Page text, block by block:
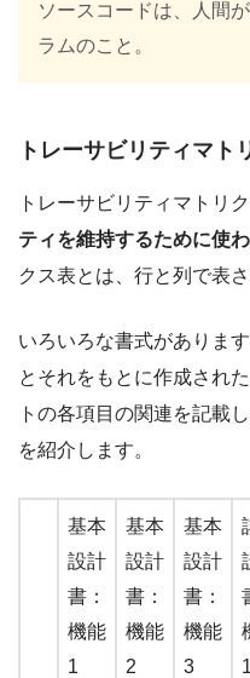
ソースコードは、人間
ラムのこと。
トレーサビリティマト
トレーサビリティマトリ
ティを維持するために使
クス表とは、行と列で表
いろいろな書式がありま
とそれをもとに作成され
トの各項目の関連を記載
を紹介します。
基本
設計
書：
機能
1
基本
設計
書：
機能
2
基本
設計
書：
機能
3
1